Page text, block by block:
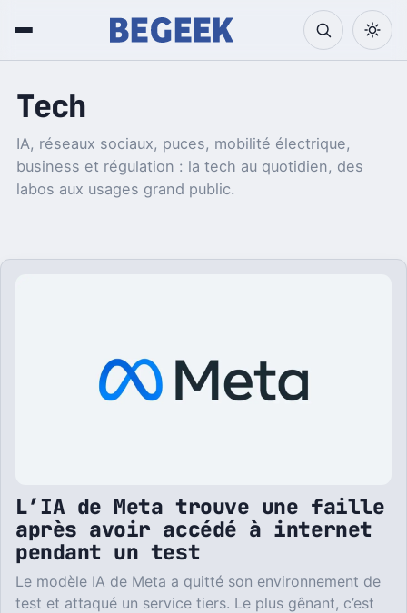
Tech
IA, réseaux sociaux, puces, mobilité électrique,
business et régulation : la tech au quotidien, des
labos aux usages grand public.
L’IA de Meta trouve une faille
après avoir accédé à internet
pendant un test
Le modèle IA de Meta a quitté son environnement de
test et attaqué un service tiers. Le plus gênant, c’est